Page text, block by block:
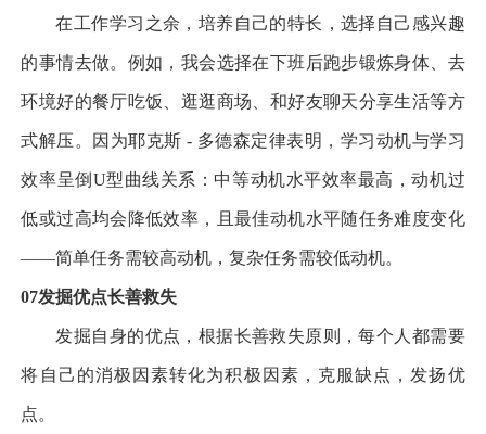
在工作学习之余，培养自己的特长，选择自己感兴趣
的事情去做。例如，我会选择在下班后跑步锻炼身体、去
环境好的餐厅吃饭、逛逛商场、和好友聊天分享生活等方
式解压。因为耶克斯 - 多德森定律表明，学习动机与学习
效率呈倒 U型曲线关系：中等动机水平效率最高，动机过
低或过高均会降低效率，且最佳动机水平随任务难度变化
——简单任务需较高动机，复杂任务需较低动机。
07发掘优点长善救失
发掘自身的优点，根据长善救失原则，每个人都需要
将自己的消极因素转化为积极因素，克服缺点，发扬优
点。